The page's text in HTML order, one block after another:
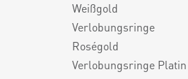
Weißgold
Verlobungsringe
Roségold
Verlobungsringe Platin